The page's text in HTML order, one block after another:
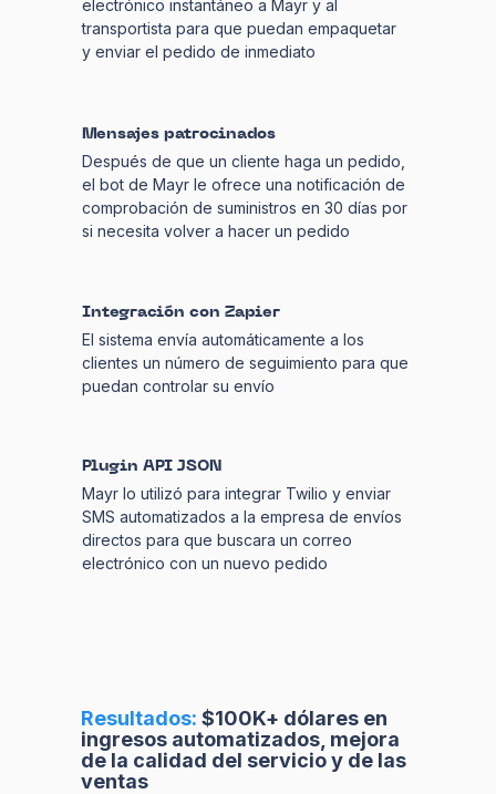
Resultados: $100K+ dólares en
ingresos automatizados, mejora
de la calidad del servicio y de las
ventas
electrónico instantáneo a Mayr y al
transportista para que puedan empaquetar
y enviar el pedido de inmediato
Mensajes patrocinados
Después de que un cliente haga un pedido,
el bot de Mayr le ofrece una notificación de
comprobación de suministros en 30 días por
si necesita volver a hacer un pedido
Plugin API JSON
Mayr lo utilizó para integrar Twilio y enviar
SMS automatizados a la empresa de envíos
directos para que buscara un correo
electrónico con un nuevo pedido
Integración con Zapier
El sistema envía automáticamente a los
clientes un número de seguimiento para que
puedan controlar su envío